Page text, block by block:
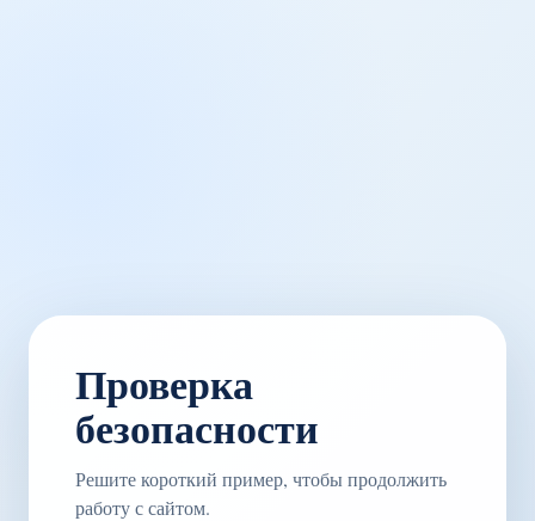
Проверка
безопасности
Решите короткий пример, чтобы продолжить
работу с сайтом.